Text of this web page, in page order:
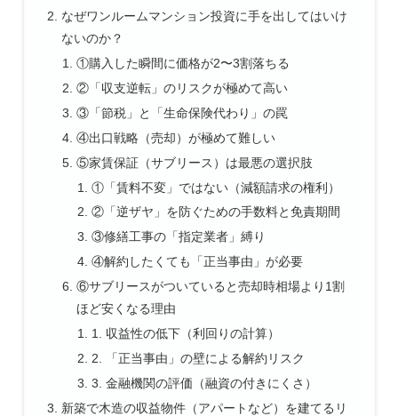
なぜワンルームマンション投資に手を出してはいけ
ないのか？
①購入した瞬間に価格が2〜3割落ちる
②「収支逆転」のリスクが極めて高い
③「節税」と「生命保険代わり」の罠
④出口戦略（売却）が極めて難しい
⑤家賃保証（サブリース）は最悪の選択肢
①「賃料不変」ではない（減額請求の権利）
②「逆ザヤ」を防ぐための手数料と免責期間
③修繕工事の「指定業者」縛り
④解約したくても「正当事由」が必要
⑥サブリースがついていると売却時相場より1割
ほど安くなる理由
1. 収益性の低下（利回りの計算）
2. 「正当事由」の壁による解約リスク
3. 金融機関の評価（融資の付きにくさ）
新築で木造の収益物件（アパートなど）を建てるリ